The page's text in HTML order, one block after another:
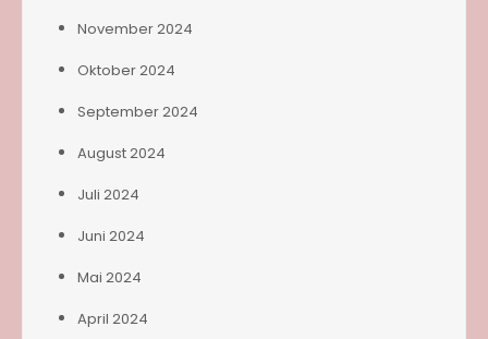
November 2024
Oktober 2024
September 2024
August 2024
Juli 2024
Juni 2024
Mai 2024
April 2024